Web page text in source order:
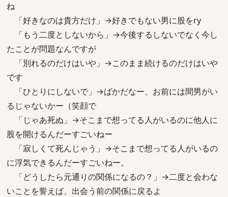
ね
「好きなのは貴方だけ」→好きでもない男に股をry
「もう二度としないから」→今後するしないでなく今し
たことが問題なんですが
「別れるのだけはいや」→このまま続けるのだけはいや
です
「ひとりにしないで」→ばかだなー、お前には間男がい
るじゃないかー（笑顔で
「じゃあ死ぬ」→そこまで想ってる人がいるのに他人に
股を開けるんだーすごいねー
「寂しくて死んじゃう」→そこまで想ってる人がいるの
に浮気できるんだーすごいねー。
「どうしたら元通りの関係になるの？」→二度と会わな
いことを誓えば、出会う前の関係に戻るよ